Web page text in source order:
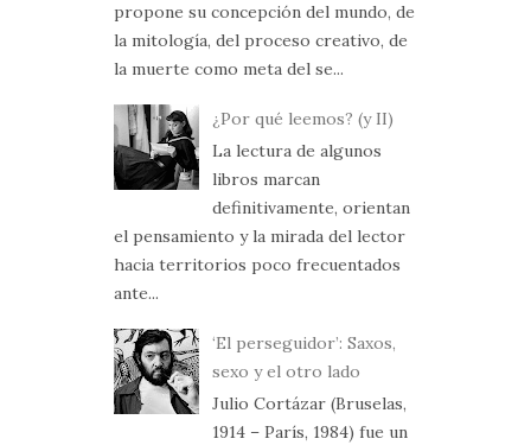
propone su concepción del mundo, de
la mitología, del proceso creativo, de
la muerte como meta del se...
¿Por qué leemos? (y II)
La lectura de algunos
libros marcan
definitivamente, orientan
el pensamiento y la mirada del lector
hacia territorios poco frecuentados
ante...
‘El perseguidor’: Saxos,
sexo y el otro lado
Julio Cortázar (Bruselas,
1914 – París, 1984) fue un